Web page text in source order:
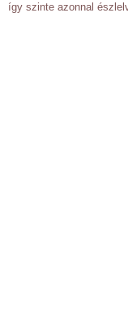
így szinte azonnal